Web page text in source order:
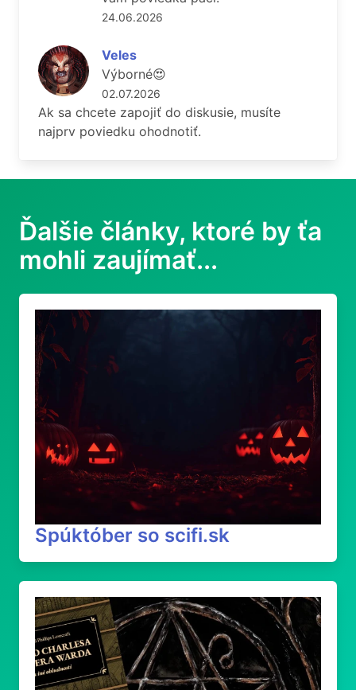
24.06.2026
Veles
Výborné😍
02.07.2026
Ak sa chcete zapojiť do diskusie, musíte
najprv poviedku ohodnotiť.
Ďalšie články, ktoré by ťa
mohli zaujímať...
Spúktóber so scifi.sk